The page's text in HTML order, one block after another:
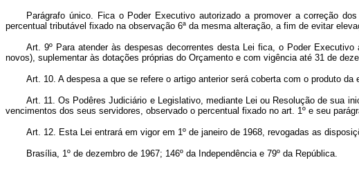
Parágrafo único. Fica o Poder Executivo autorizado a promover a correção
percentual tributável fixado na observação 6ª da mesma alteração, a fim de
Art. 9º Para atender às despesas decorrentes desta Lei fica, o Poder
novos), suplementar às dotações próprias do Orçamento e com vigência até 31 de
Art. 10. A despesa a que se refere o artigo anterior será coberta com o produto
Art. 11. Os Podêres Judiciário e Legislativo, mediante Lei ou Resolução de sua
vencimentos dos seus servidores, observado o percentual fixado no art. 1º e seu
Art. 12. Esta Lei entrará em vigor em 1º de janeiro de 1968, revogadas as
Brasília, 1º de dezembro de 1967; 146º da Independência e 79º da República.